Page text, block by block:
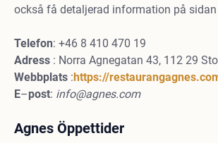
också få detaljerad information på sidan
Telefon: +46 8 410 470 19
Adress : Norra Agnegatan 43, 112 29
Webbplats :https://
E–post: info@agnes.com
Agnes Öppettider